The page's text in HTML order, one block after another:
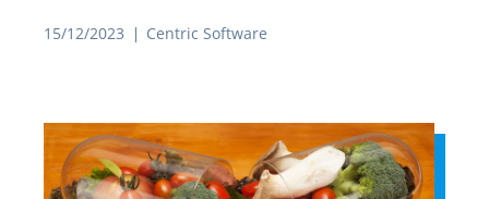
15/12/2023 Centric Software